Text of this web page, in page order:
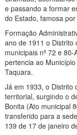
e passando a formar
do Estado, famosa
Formação
ano de 1911 o Distrito
municipais nº 72 e
pertencia ao
Taquara.
Já em 1933, o Distrito
territorial, surgindo o
Bonita (Ato municipal
transferido para a
139 de 17 de janeiro